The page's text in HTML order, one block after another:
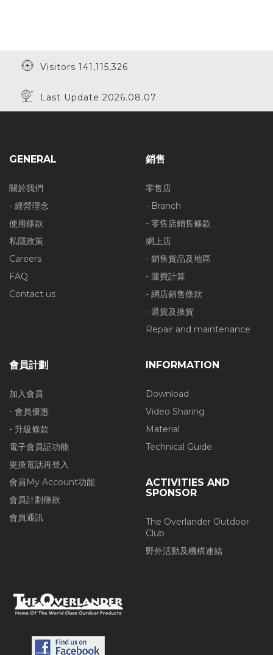
Visitors 141,115,326
Last Update 2026.08.07
GENERAL
關於我們
- 經營理念
使用條款
私隱政策
Careers
FAQ
Contact us
銷售
零售店
- Branch
- 零售店銷售條款
網上店
- 銷售貨品及地區
- 運費計算
- 網店銷售條款
- 退貨及換貨
Repair and maintenance
會員計劃
加入會員
- 會員優惠
- 升級條款
電子會員証功能
更換電話再登入
會員My Account功能
會員計劃條款
會員通訊
INFORMATION
Download
Video Sharing
Material
Technical Guide
ACTIVITIES AND
SPONSOR
The Overlander Outdoor
Club
野外活動及機構連結